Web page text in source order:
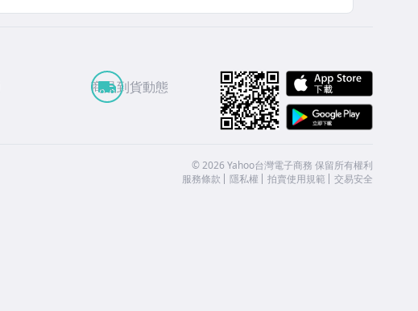
商品到貨動態
©2026 Yahoo台灣電子商務 保留所有權利
服務條款
隱私權 拍賣使用規範 交易安全